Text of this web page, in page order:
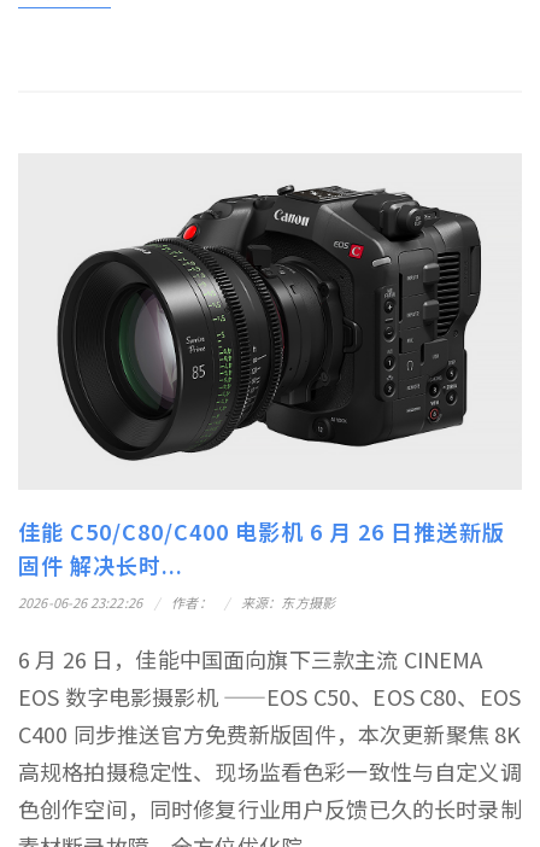
佳能 C50/C80/C400 电影机 6 月 26 日推送新版
固件 解决长时...
2026-06-26 23:22:26 作者： 来源：东方摄影
6 月 26 日，佳能中国面向旗下三款主流 CINEMA
EOS 数字电影摄影机 ——EOS C50、EOS C80、EOS
C400 同步推送官方免费新版固件，本次更新聚焦 8K
高规格拍摄稳定性、现场监看色彩一致性与自定义调
色创作空间，同时修复行业用户反馈已久的长时录制